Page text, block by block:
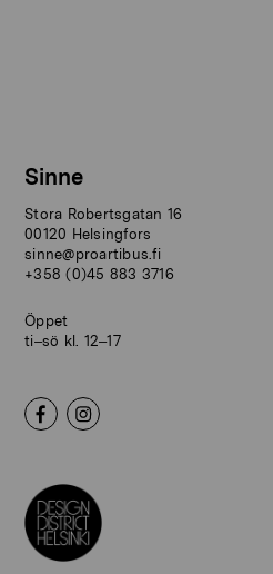
Sinne
Stora Robertsgatan 16
00120 Helsingfors
sinne@proartibus.fi
+358 (0)45 883 3716
Öppet
ti–sö kl. 12–17